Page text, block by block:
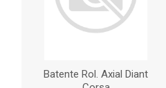
Batente Rol. Axial Diant